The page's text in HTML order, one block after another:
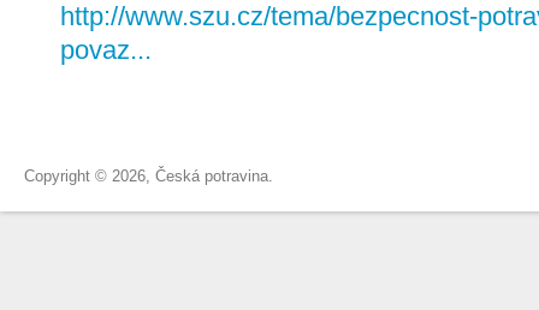
http://www.szu.cz/tema/bezpecnost-
povaz...
Copyright © 2026, Česká potravina.